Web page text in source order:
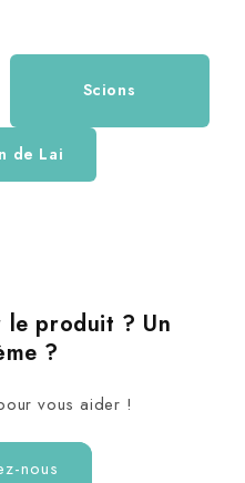
Scions
de Lai
le produit ? Un
?
vous aider !
nous